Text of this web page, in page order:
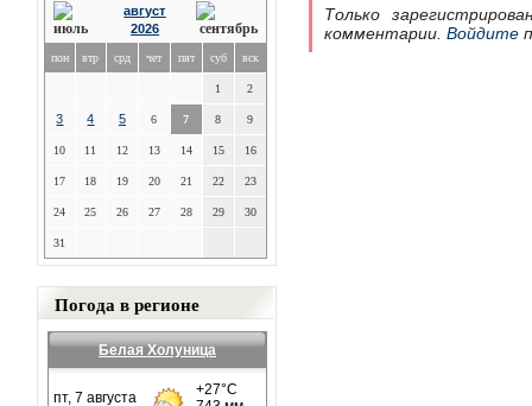
август
2026
пон втр срд чет пят суб вск
1 2
3 4 5 6 7 8 9
10 11 12 13 14 15 16
17 18 19 20 21 22 23
24 25 26 27 28 29 30
31
Погода в регионе
Белая Холуница
Только
комментарии. Войдите